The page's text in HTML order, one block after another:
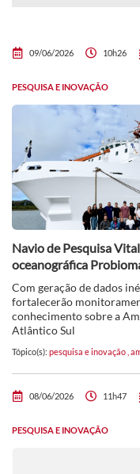
09/06/2026 10h26
PESQUISA E INOVAÇÃO
Navio de Pesquisa
oceanográfica
Com geração de dados
fortalecerão
conhecimento sobre a
Atlântico Sul
Tópico(s): pesquisa e inovação
08/06/2026 11h47
PESQUISA E INOVAÇÃO